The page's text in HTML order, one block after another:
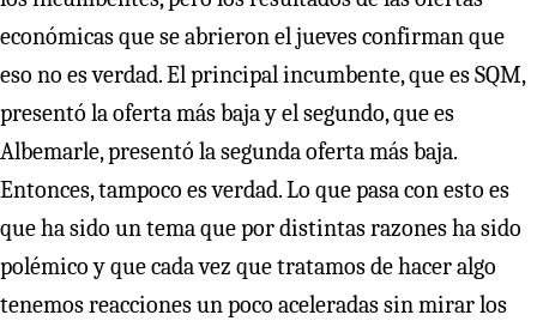
económicas que se abrieron el jueves confirman que
eso no es verdad. El principal incumbente, que es SQM,
presentó la oferta más baja y el segundo, que es
Albemarle, presentó la segunda oferta más baja.
Entonces, tampoco es verdad. Lo que pasa con esto es
que ha sido un tema que por distintas razones ha sido
polémico y que cada vez que tratamos de hacer algo
tenemos reacciones un poco aceleradas sin mirar los